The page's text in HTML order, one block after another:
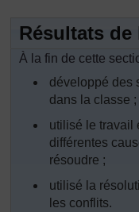
Résultats de
À la fin de cette
développé des
dans la classe ;
utilisé le travail
différentes
résoudre ;
utilisé la
les conflits.